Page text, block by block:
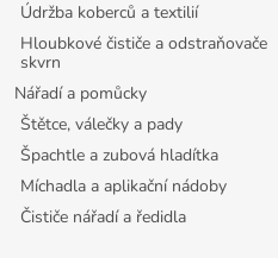
Údržba koberců a textilií
Hloubkové čističe a odstraňovače
skvrn
Nářadí a pomůcky
Štětce, válečky a pady
Špachtle a zubová hladítka
Míchadla a aplikační nádoby
Čističe nářadí a ředidla